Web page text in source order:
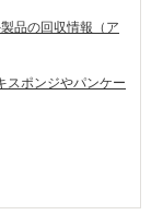
品の回収情報（ア
スポンジやパンケー